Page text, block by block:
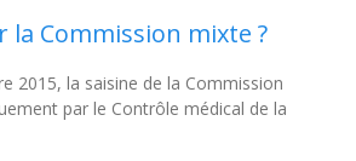
la Commission mixte ?
2015, la saisine de la Commission
par le Contrôle médical de la